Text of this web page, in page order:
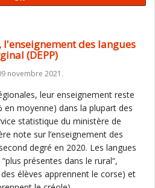
l'enseignement des langues
(DEPP)
novembre 2021.
leur enseignement reste
en moyenne) dans la plupart des
statistique du ministère de
note sur l’enseignement des
degré en 2020. Les langues
présentes dans le rural“,
élèves apprennent le corse) et